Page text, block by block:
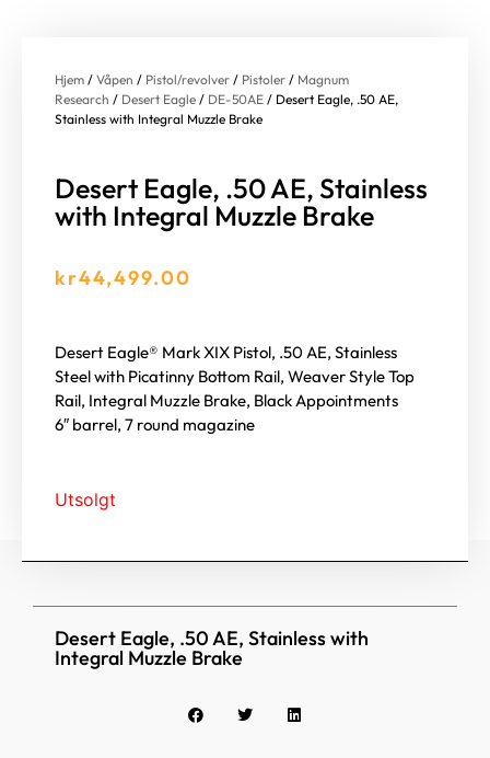
Hjem / Våpen / Pistol/revolver / Pistoler / Magnum
Research / Desert Eagle / DE-50AE / Desert Eagle, .50 AE,
Stainless with Integral Muzzle Brake
Desert Eagle, .50 AE, Stainless
with Integral Muzzle Brake
kr44,499.00
Desert Eagle® Mark XIX Pistol, .50 AE, Stainless
Steel with Picatinny Bottom Rail, Weaver Style Top
Rail, Integral Muzzle Brake, Black Appointments
6″ barrel, 7 round magazine
Utsolgt
Desert Eagle, .50 AE, Stainless with
Integral Muzzle Brake